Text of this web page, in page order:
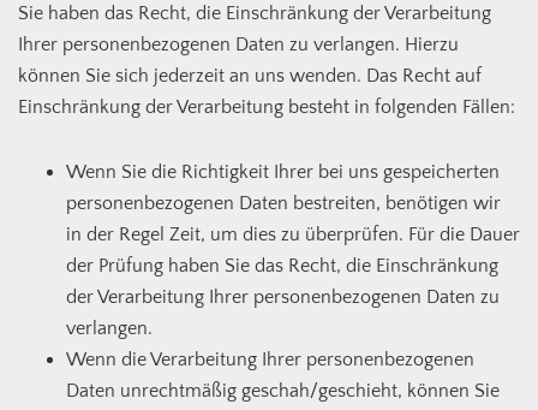
Sie haben das Recht, die Einschränkung der Verarbeitung
Ihrer personenbezogenen Daten zu verlangen. Hierzu
können Sie sich jederzeit an uns wenden. Das Recht auf
Einschränkung der Verarbeitung besteht in folgenden Fällen:
Wenn Sie die Richtigkeit Ihrer bei uns gespeicherten
personenbezogenen Daten bestreiten, benötigen wir
in der Regel Zeit, um dies zu überprüfen. Für die Dauer
der Prüfung haben Sie das Recht, die Einschränkung
der Verarbeitung Ihrer personenbezogenen Daten zu
verlangen.
Wenn die Verarbeitung Ihrer personenbezogenen
Daten unrechtmäßig geschah/geschieht, können Sie